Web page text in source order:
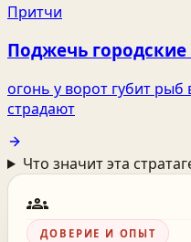
Притчи
Поджечь городские
огонь у ворот губит
страдают
Что значит эта
groups
ДОВЕРИЕ И ОПЫТ